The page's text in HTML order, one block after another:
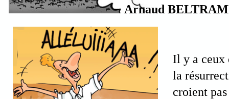
Arnaud
Il y a ceux
la
croient